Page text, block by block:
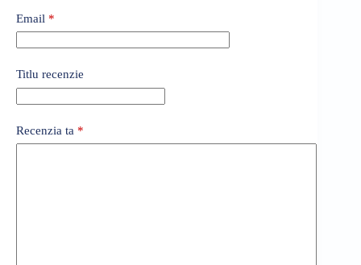
Email *
Titlu recenzie
Recenzia ta *